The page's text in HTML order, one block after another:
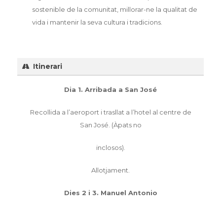
sostenible de la comunitat, millorar-ne la qualitat de
vida i mantenir la seva cultura i tradicions.
Itinerari
Dia 1. Arribada a San José
Recollida a l’aeroport i trasllat a l’hotel al centre de
San José. (Àpats no
inclosos).
Allotjament.
Dies 2 i 3. Manuel Antonio